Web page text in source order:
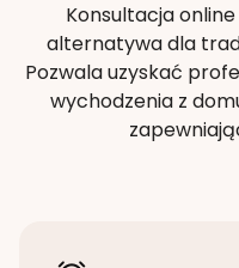
Konsultacja
alternatywa dla
Pozwala uzyskać
wychodzenia z